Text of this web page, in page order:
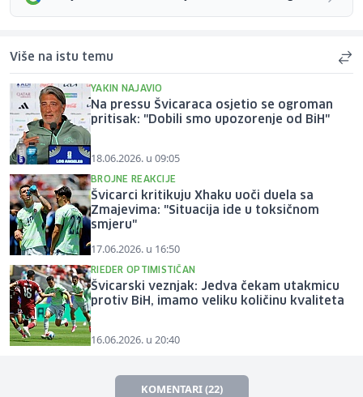
Više na istu temu
YAKIN NAJAVIO
Na pressu Švicaraca osjetio se ogroman
pritisak: "Dobili smo upozorenje od BiH"
18.06.2026. u 09:05
BROJNE REAKCIJE
Švicarci kritikuju Xhaku uoči duela sa
Zmajevima: "Situacija ide u toksičnom
smjeru"
17.06.2026. u 16:50
RIEDER OPTIMISTIČAN
Švicarski veznjak: Jedva čekam utakmicu
protiv BiH, imamo veliku količinu kvaliteta
16.06.2026. u 20:40
KOMENTARI (22)